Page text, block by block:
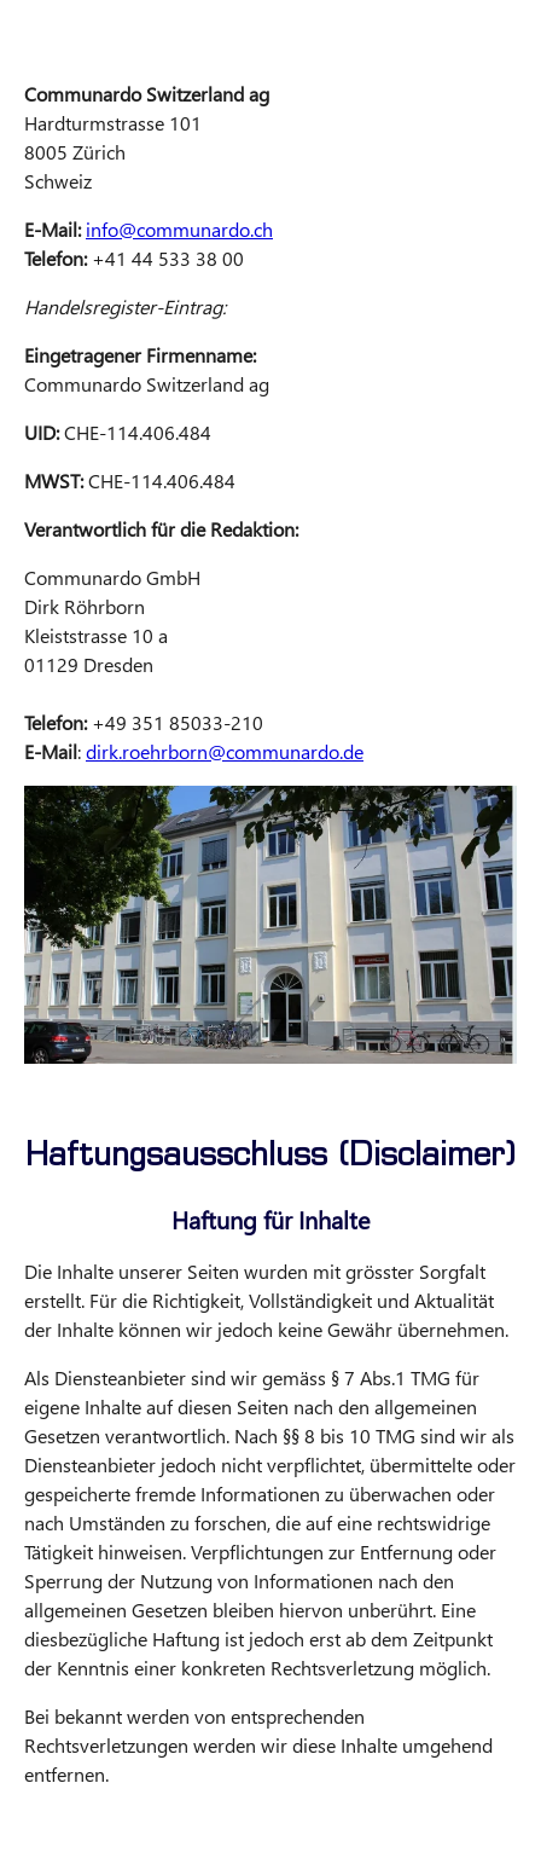
Communardo Switzerland ag
Hardturmstrasse 101
8005 Zürich
Schweiz
E-Mail:info@communardo.ch
Telefon:+41 44 533 38 00
Handelsregister-Eintrag:
Eingetragener Firmenname:
Communardo Switzerland ag
UID:CHE-114.406.484
MWST:CHE-114.406.484
Verantwortlich für die Redaktion:
Communardo GmbH
Dirk Röhrborn
Kleiststrasse 10 a
01129 Dresden
Telefon:+49 351 85033-210
E-Mail:dirk.roehrborn@communardo.de
Haftungsausschluss (Disclaimer)
Haftung für Inhalte
Die Inhalte unserer Seiten wurden mit grösster Sorgfalt
erstellt. Für die Richtigkeit, Vollständigkeit und Aktualität
der Inhalte können wir jedoch keine Gewähr übernehmen.
Als Diensteanbieter sind wir gemäss § 7 Abs.1 TMG für
eigene Inhalte auf diesen Seiten nach den allgemeinen
Gesetzen verantwortlich. Nach §§ 8 bis 10 TMG sind wir als
Diensteanbieter jedoch nicht verpflichtet, übermittelte oder
gespeicherte fremde Informationen zu überwachen oder
nach Umständen zu forschen, die auf eine rechtswidrige
Tätigkeit hinweisen. Verpflichtungen zur Entfernung oder
Sperrung der Nutzung von Informationen nach den
allgemeinen Gesetzen bleiben hiervon unberührt. Eine
diesbezügliche Haftung ist jedoch erst ab dem Zeitpunkt
der Kenntnis einer konkreten Rechtsverletzung möglich.
Bei bekannt werden von entsprechenden
Rechtsverletzungen werden wir diese Inhalte umgehend
entfernen.